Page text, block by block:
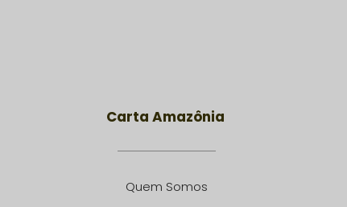
Carta Amazônia
Quem Somos